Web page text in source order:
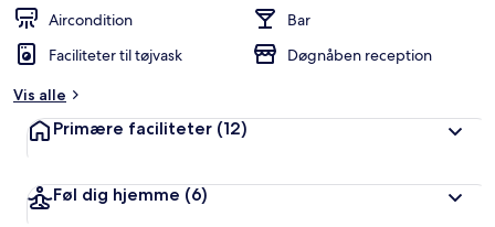
Aircondition
Bar
Faciliteter til tøjvask
Døgnåben reception
Vis alle
Primære faciliteter (12)
Føl dig hjemme (6)